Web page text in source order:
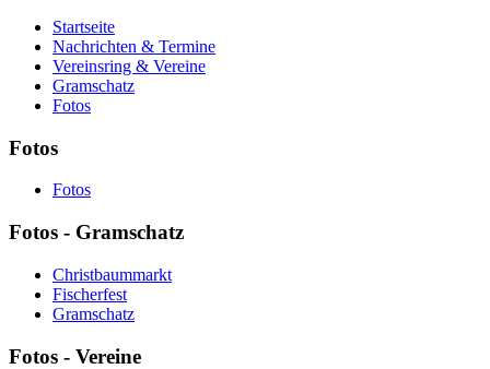
Startseite
Nachrichten & Termine
Vereinsring & Vereine
Gramschatz
Fotos
Fotos
Fotos
Fotos - Gramschatz
Christbaummarkt
Fischerfest
Gramschatz
Fotos - Vereine